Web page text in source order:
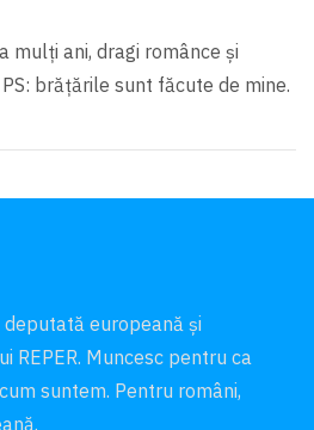
mulți ani, dragi românce și
brăţările sunt făcute de mine.
deputată europeană și
REPER. Muncesc pentru ca
suntem. Pentru români,